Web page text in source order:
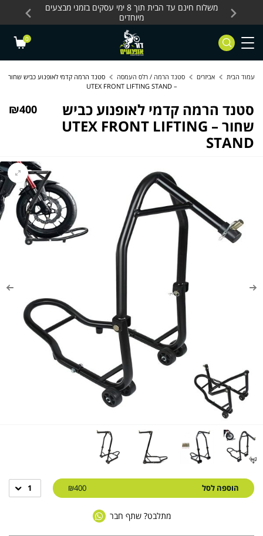
Skip to Content
Contact Us
כלים חשמליים
משלוח חינם עד הבית תוך 8 ימי עסקים בזמני מבצעים
מיוחדים
0
עמוד הבית אביזרים סטנד הרמה / רלס העמסה
סטנד הרמה קדמי לאופנוע כביש שחור
– UTEX FRONT LIFTING STAND
סטנד הרמה קדמי לאופנוע כביש
שחור – UTEX FRONT LIFTING
STAND
₪400
הוספה לסל ₪400
1
מתלבט? שתף חבר